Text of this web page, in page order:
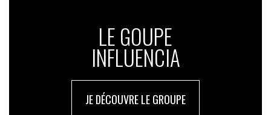
LE GOUPE
INFLUENCIA
JE DÉCOUVRE LE GROUPE